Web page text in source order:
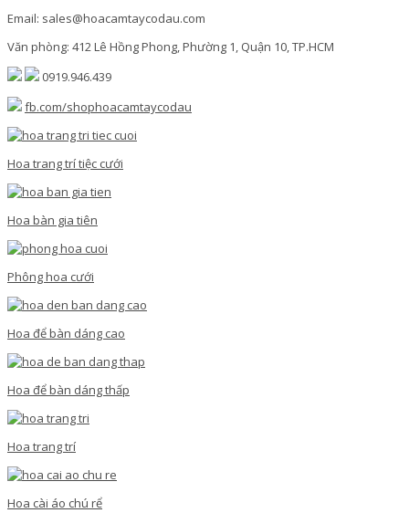
Email: sales@hoacamtaycodau.com
Văn phòng: 412 Lê Hồng Phong, Phường 1, Quận 10, TP.HCM
0919.946.439
fb.com/shophoacamtaycodau
Hoa trang trí tiệc cưới
Hoa bàn gia tiên
Phông hoa cưới
Hoa để bàn dáng cao
Hoa để bàn dáng thấp
Hoa trang trí
Hoa cài áo chú rể